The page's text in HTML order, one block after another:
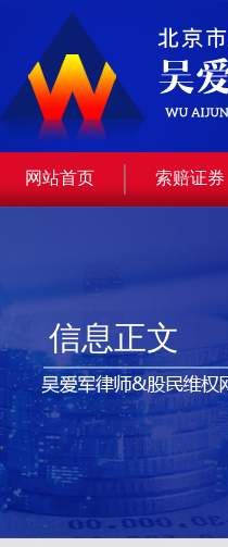
网站首页 索赔证券
信息正文